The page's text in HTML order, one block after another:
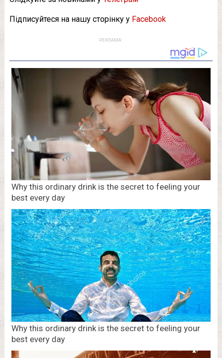
Підписуйтеся на нашу сторінку у Facebook
РЕКЛАМА: